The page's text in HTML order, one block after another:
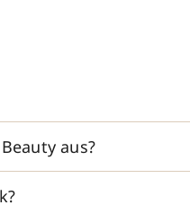
aus?